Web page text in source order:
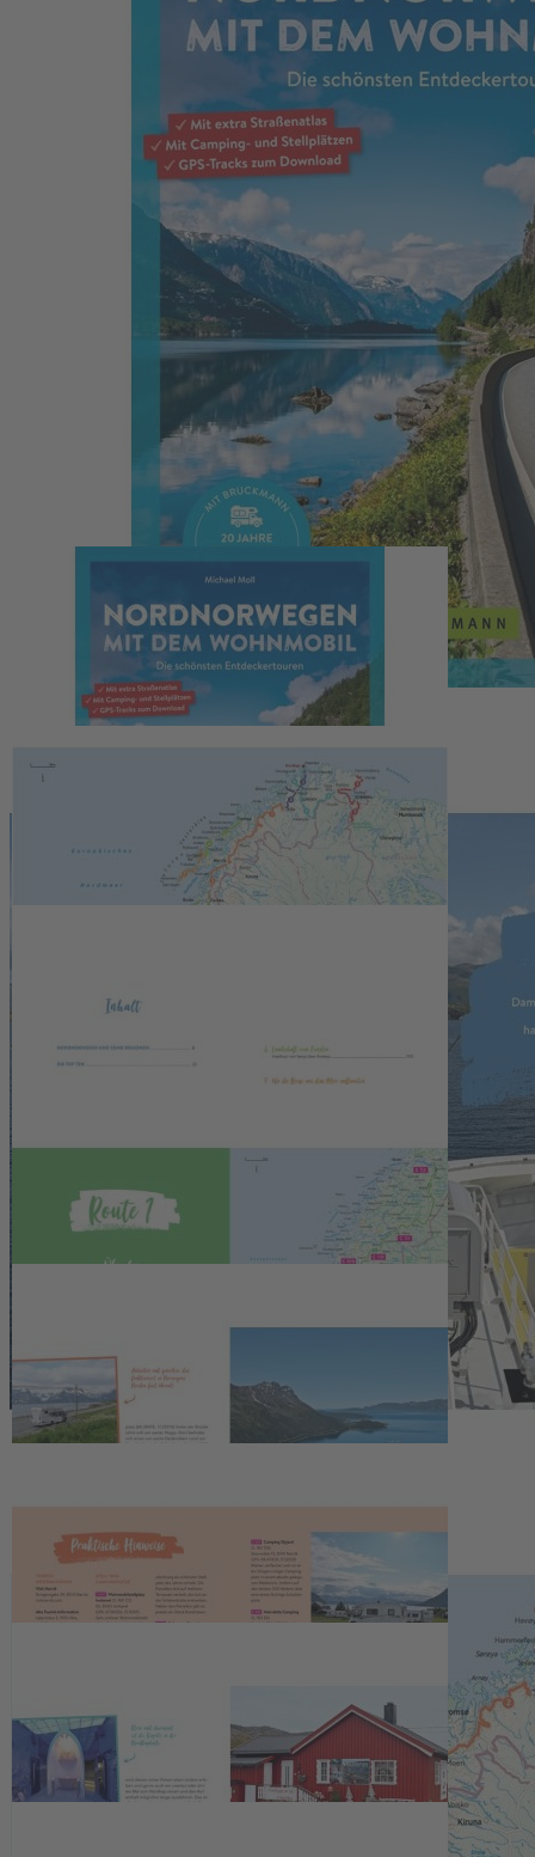
Zum Anfang der Bildergalerie springen
Nordnorwegen mit dem Wohnmobil
Michael Moll
Die schönsten Entdeckertouren. Mit extra Straßenatlas. Mit
Zur Wunschliste hinzufügen
Beeindruckende Touren durch Norwegens wilden Norden – perfekt
für dein Wohnmobil-Abenteuer, mit GPS-Tracks und praktischen
192 Seiten, ca. 250 Abbildungen, Format 16,5 x 23,5 cm, Broschur
mit Fadenheftung.
"oder im Handel kaufen."
Zum Nordkap und durch Norwegens rauen Norden führen
traumhafte Routen
beeindruckende Fjordlandschaften
und
wilde Wälder. Atemberaubende Natur, versteckte Passstraßen
und idyllische Nationalparks zwischen Trondheim und Tromsø
machen die Reise unvergesslich. Mit
praktischen Tipps und Infos
zu naturnahen Stellplätzen, landschaftlichen Must-Sees und
kulturellen Highlights.
- Auf acht sorgfältig recherchierten Touren durch das
Camperparadies Nordnorwegen
- Tipps für Naturhighlights und Aktivurlaub
- Mit Stell- und Campingplätzen, GPS-Daten zum Download und
Straßenatlas
Details
Autor:Innen
Melden Sie sich jetzt für unseren
kostenlosen Newsletter an!
Verpassen Sie keine wichtigen Informationen mehr und erhalten
Sie
exklusive Inhalte,AngeboteundNeuigkeitenmit unserem
kostenlosen Newsletter. Mit unserem Newsletter versorgen wir
spannende